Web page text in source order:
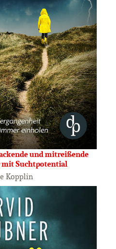
und mitreißende
Suchtpotential
Kopplin